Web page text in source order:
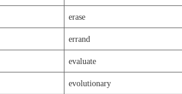
erase
errand
evaluate
evolutionary